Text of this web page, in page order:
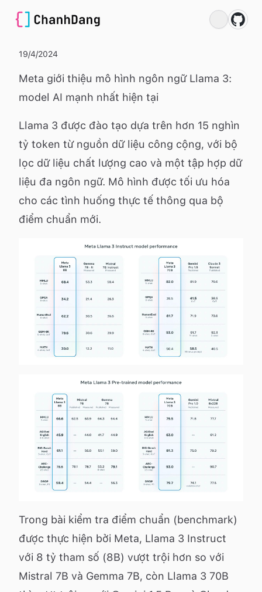
19/4/2024
Meta giới thiệu mô hình ngôn ngữ Llama 3:
model AI mạnh nhất hiện tại
Llama 3 được đào tạo dựa trên hơn 15 nghìn
tỷ token từ nguồn dữ liệu công cộng, với bộ
lọc dữ liệu chất lượng cao và một tập hợp dữ
liệu đa ngôn ngữ. Mô hình được tối ưu hóa
cho các tình huống thực tế thông qua bộ
điểm chuẩn mới.
Trong bài kiểm tra điểm chuẩn (benchmark)
được thực hiện bởi Meta, Llama 3 Instruct
với 8 tỷ tham số (8B) vượt trội hơn so với
Mistral 7B và Gemma 7B, còn Llama 3 70B